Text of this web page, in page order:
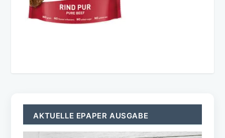
AKTUELLE EPAPER AUSGABE